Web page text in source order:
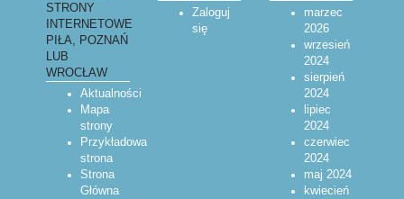
STRONY
INTERNETOWE
PIŁA, POZNAŃ
LUB
WROCŁAW
Aktualności
Mapa
strony
Przykładowa
strona
Strona
Główna
Zaloguj
się
marzec
2026
wrzesień
2024
sierpień
2024
lipiec
2024
czerwiec
2024
maj 2024
kwiecień